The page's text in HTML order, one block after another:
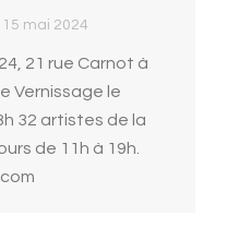
15 mai 2024
21 rue Carnot à
Vernissage le
32 artistes de la
de 11h à 19h.